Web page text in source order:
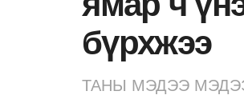
бүрхжээ
ТАНЫ МЭДЭЭ